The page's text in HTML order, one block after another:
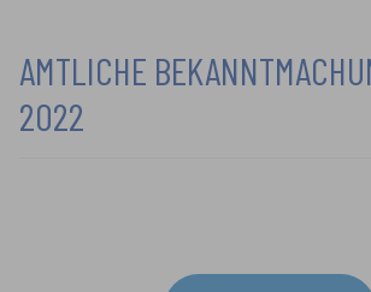
AMTLICHE
2022